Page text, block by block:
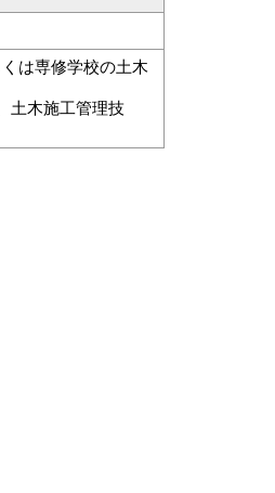
は専修学校の土木
土木施工管理技